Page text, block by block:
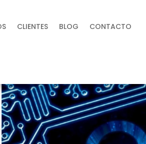
CLIENTES BLOG CONTACTO